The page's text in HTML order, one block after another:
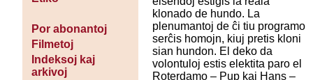
Por abonantoj
Filmetoj
Indeksoj kaj
arkivoj
klonado de hundo. La
plenumantoj de ĉi tiu programo
serĉis homojn, kiuj pretis kloni
sian hundon. El deko da
volontuloj estis elektita paro el
Roterdamo – Pup kaj Hans –